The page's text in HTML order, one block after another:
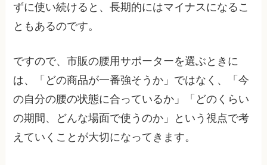
ずに使い続けると、長期的にはマイナスになるこ
ともあるのです。
ですので、市販の腰用サポーターを選ぶときに
は、「どの商品が一番強そうか」ではなく、「今
の自分の腰の状態に合っているか」「どのくらい
の期間、どんな場面で使うのか」という視点で考
えていくことが大切になってきます。